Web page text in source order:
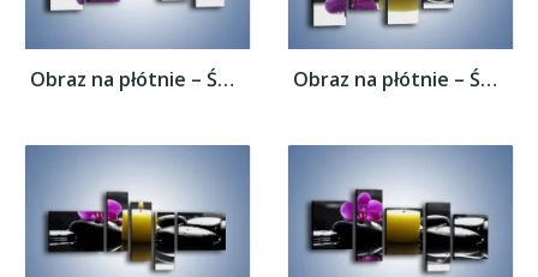
Obraz na płótnie – Świeca przed kwiatem –... Obraz na płótnie – Świeca przed kwiatem –...